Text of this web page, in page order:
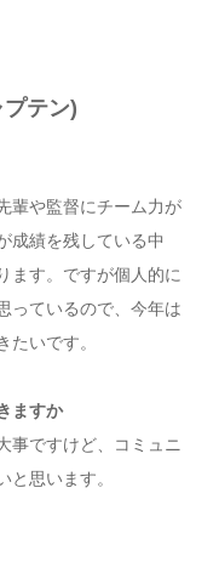
テン)
輩や監督にチーム力が
成績を残している中
ます。ですが個人的に
っているので、今年は
いです。
ますか
事ですけど、コミュニ
思います。